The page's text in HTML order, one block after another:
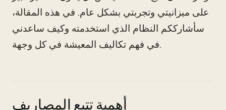
على ميزانيتي وتجربتي بشكل عام. في هذه المقالة،
سأشارككم النظام الذي استخدمته وكيف ساعدني
في فهم تكاليف المعيشة في كل وجهة.
أهمية تتبع المصاريف